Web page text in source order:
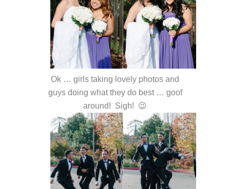
Ok … girls taking lovely photos and
guys doing what they do best … goof
around! Sigh! 😉